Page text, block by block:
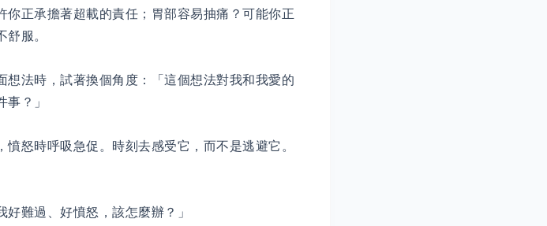
正承擔著超載的責任；胃部容易抽痛？可能你正
服。
法時，試著換個角度：「這個想法對我和我愛的
？」
怒時呼吸急促。時刻去感受它，而不是逃避它。
好難過、好憤怒，該怎麼辦？」